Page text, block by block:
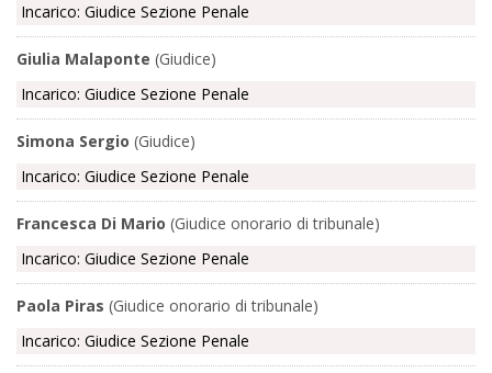
Incarico: Giudice Sezione Penale
Giulia Malaponte (Giudice)
Incarico: Giudice Sezione Penale
Simona Sergio (Giudice)
Incarico: Giudice Sezione Penale
Francesca Di Mario (Giudice onorario di tribunale)
Incarico: Giudice Sezione Penale
Paola Piras (Giudice onorario di tribunale)
Incarico: Giudice Sezione Penale